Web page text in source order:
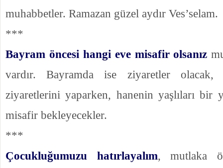
muhabbetler. Ramazan güzel aydır Ves’selam.
***
Bayram öncesi hangi eve misafir olsanız
vardır. Bayramda ise ziyaretler olacak,
ziyaretlerini yaparken, hanenin yaşlıları bir
misafir bekleyecekler.
***
Çocukluğumuzu hatırlayalım, mutlaka